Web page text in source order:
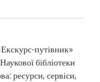
путівник»
бібліотеки
ресурси, сервіси,